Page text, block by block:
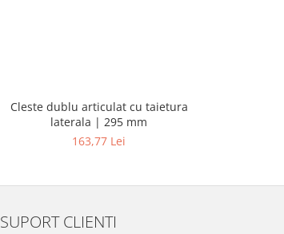
Cleste dublu articulat cu taietura
laterala | 295 mm
163,77 Lei
SUPORT CLIENTI